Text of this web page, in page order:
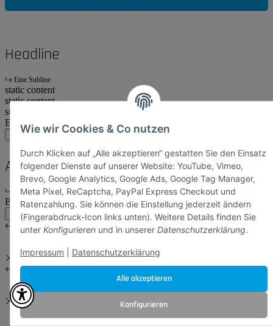
Alle akzeptieren
Konfigurieren
Wie wir Cookies & Co nutzen
Durch Klicken auf „Alle akzeptieren“ gestatten Sie den Einsatz
folgender Dienste auf unserer Website: YouTube, Vimeo,
Brevo, Google Analytics, Google Ads, Google Tag Manager,
Meta Pixel, ReCaptcha, PayPal Express Checkout und
Ratenzahlung. Sie können die Einstellung jederzeit ändern
(Fingerabdruck-Icon links unten). Weitere Details finden Sie
unter Konfigurieren und in unserer Datenschutzerklärung.
Impressum Datenschutzerklärung
Headline
Eine Subline
static content
static content
start
Ende
main:another main account
Another Headline
Eine Subline
Body Content
main:another main